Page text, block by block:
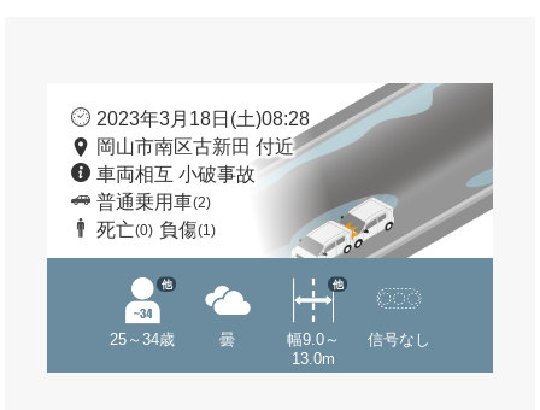
2023年3月18日(土)08:28
岡山市南区古新田 付近
車両相互 小破事故
普通乗用車(2)
死亡(0) 負傷(1)
25～34歳
他
曇
幅9.0～
13.0m
他
信号なし